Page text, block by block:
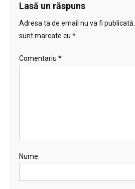
Lasă un răspuns
Adresa ta de email nu va fi publicată.
sunt marcate cu *
Comentariu *
Nume